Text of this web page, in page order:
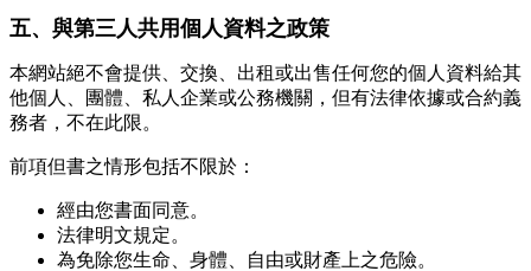
五、與第三人共用個人資料之政策
本網站絕不會提供、交換、出租或出售任何您的個人資料給其
他個人、團體、私人企業或公務機關，但有法律依據或合約義
務者，不在此限。
前項但書之情形包括不限於：
經由您書面同意。
法律明文規定。
為免除您生命、身體、自由或財產上之危險。